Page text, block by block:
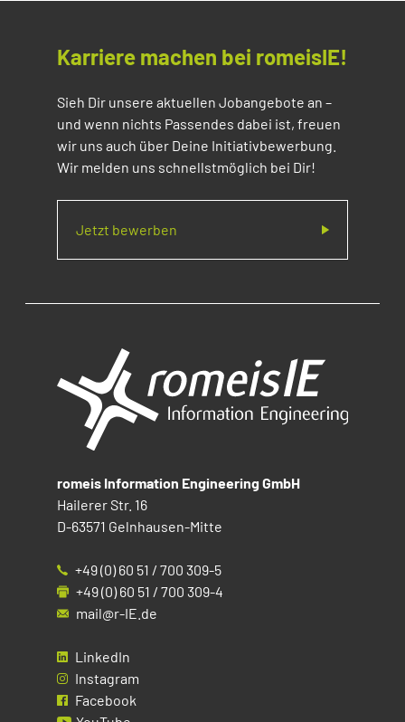
Karriere machen bei romeisIE!
Sieh Dir unsere aktuellen Jobangebote an –
und wenn nichts Passendes dabei ist, freuen
wir uns auch über Deine Initiativbewerbung.
Wir melden uns schnellstmöglich bei Dir!
Jetzt bewerben
romeis Information Engineering GmbH
Hailerer Str. 16
D-63571 Gelnhausen-Mitte
+49 (0) 60 51 / 700 309-5
+49 (0) 60 51 / 700 309-4
mail@r-IE.de
LinkedIn
Instagram
Facebook